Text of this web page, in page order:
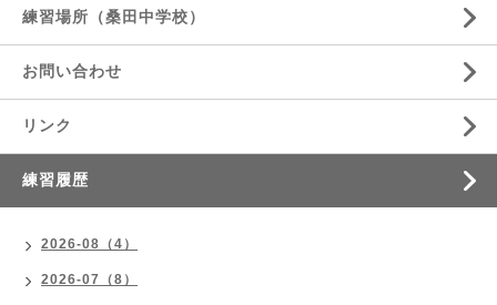
練習場所（桑田中学校）
お問い合わせ
リンク
練習履歴
2026-08（4）
2026-07（8）